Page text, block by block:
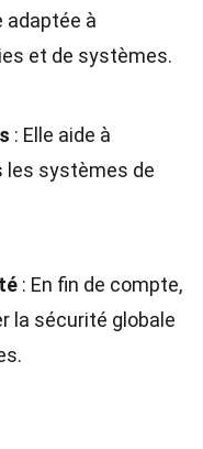
adaptée à
et de systèmes.
: Elle aide à
les systèmes de
: En fin de compte,
la sécurité globale